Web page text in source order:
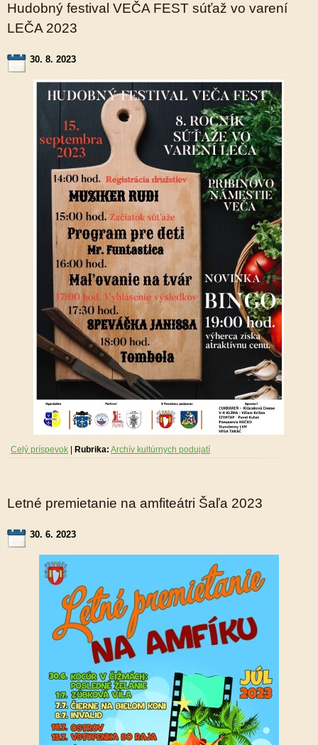
Hudobný festival VEČA FEST súťaž vo varení
LEČA 2023
30. 8. 2023
Celý príspevok Rubrika: Archív kultúrnych podujatí
Letné premietanie na amfiteátri Šaľa 2023
30. 6. 2023